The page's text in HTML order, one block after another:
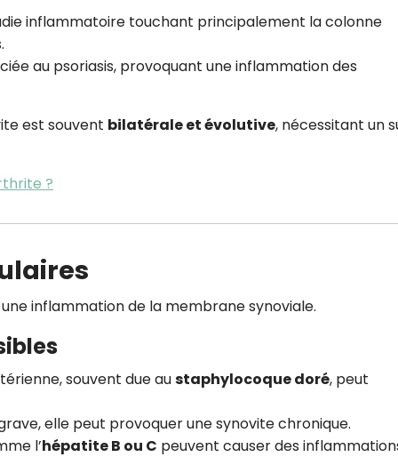
inflammatoire touchant principalement la colonne
au psoriasis, provoquant une inflammation des
est souvent bilatérale et évolutive, nécessitant un
?
inflammation de la membrane synoviale.
souvent due austaphylocoque doré, peut
elle peut provoquer une synovite chronique.
l’hépatite B ou C peuvent causer des